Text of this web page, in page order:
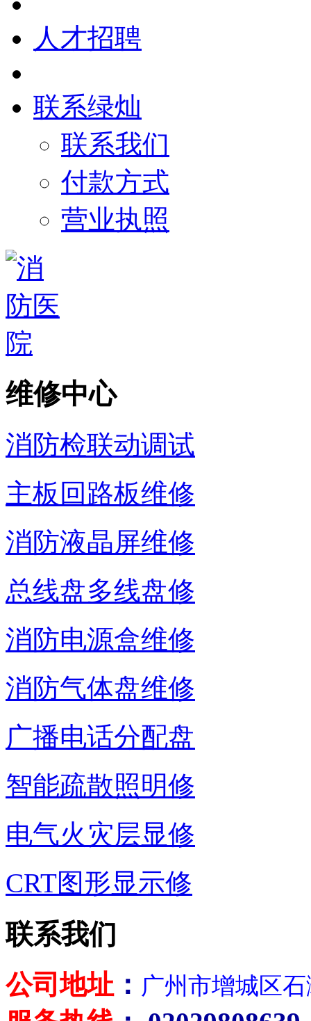
人才招聘
联系绿灿
联系我们
付款方式
营业执照
维修中心
消防检联动调试
主板回路板维修
消防液晶屏维修
总线盘多线盘修
消防电源盒维修
消防气体盘维修
广播电话分配盘
智能疏散照明修
电气火灾层显修
CRT图形显示修
联系我们
公司地址 ： 广州市增城区